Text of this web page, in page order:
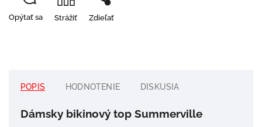
Opýtať sa Strážiť Zdieľať
POPIS HODNOTENIE DISKUSIA
Dámsky bikinový top Summerville